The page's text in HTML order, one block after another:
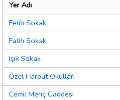
Yer Adı
Fetih Sokak
Fatih Sokak
Işık Sokak
Özel Harput Okulları
Cemil Meriç Caddesi